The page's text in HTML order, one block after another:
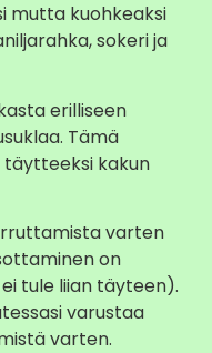
mutta kuohkeaksi
sokeri ja
erilliseen
Tämä
kakun
varten
on
tule liian täyteen).
varustaa
varten.